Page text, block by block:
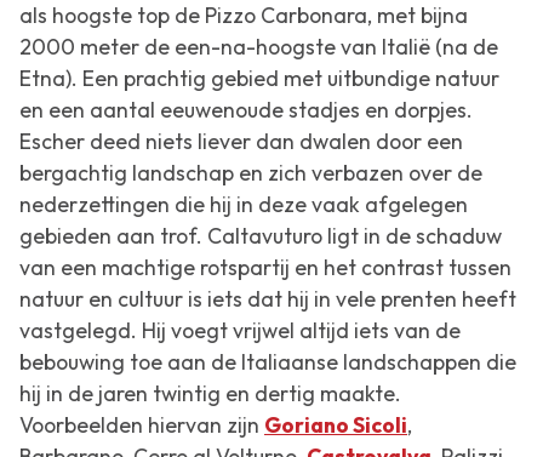
als hoogste top de Pizzo Carbonara, met bijna
2000 meter de een-na-hoogste van Italië (na de
Etna). Een prachtig gebied met uitbundige natuur
en een aantal eeuwenoude stadjes en dorpjes.
Escher deed niets liever dan dwalen door een
bergachtig landschap en zich verbazen over de
nederzettingen die hij in deze vaak afgelegen
gebieden aan trof. Caltavuturo ligt in de schaduw
van een machtige rotspartij en het contrast tussen
natuur en cultuur is iets dat hij in vele prenten heeft
vastgelegd. Hij voegt vrijwel altijd iets van de
bebouwing toe aan de Italiaanse landschappen die
hij in de jaren twintig en dertig maakte.
Voorbeelden hiervan zijn Goriano Sicoli,